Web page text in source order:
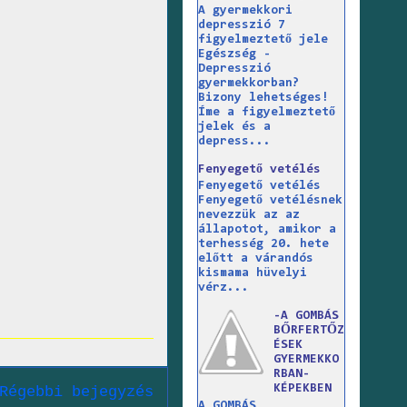
Régebbi bejegyzés
A gyermekkori
depresszió 7
figyelmeztető jele
Egészség -
Depresszió
gyermekkorban?
Bizony lehetséges!
Íme a figyelmeztető
jelek és a
depress...
Fenyegető vetélés
Fenyegető vetélés
Fenyegető vetélésnek
nevezzük az az
állapotot, amikor a
terhesség 20. hete
előtt a várandós
kismama hüvelyi
vérz...
-A GOMBÁS
BŐRFERTŐZ
ÉSEK
GYERMEKKO
RBAN-
KÉPEKBEN